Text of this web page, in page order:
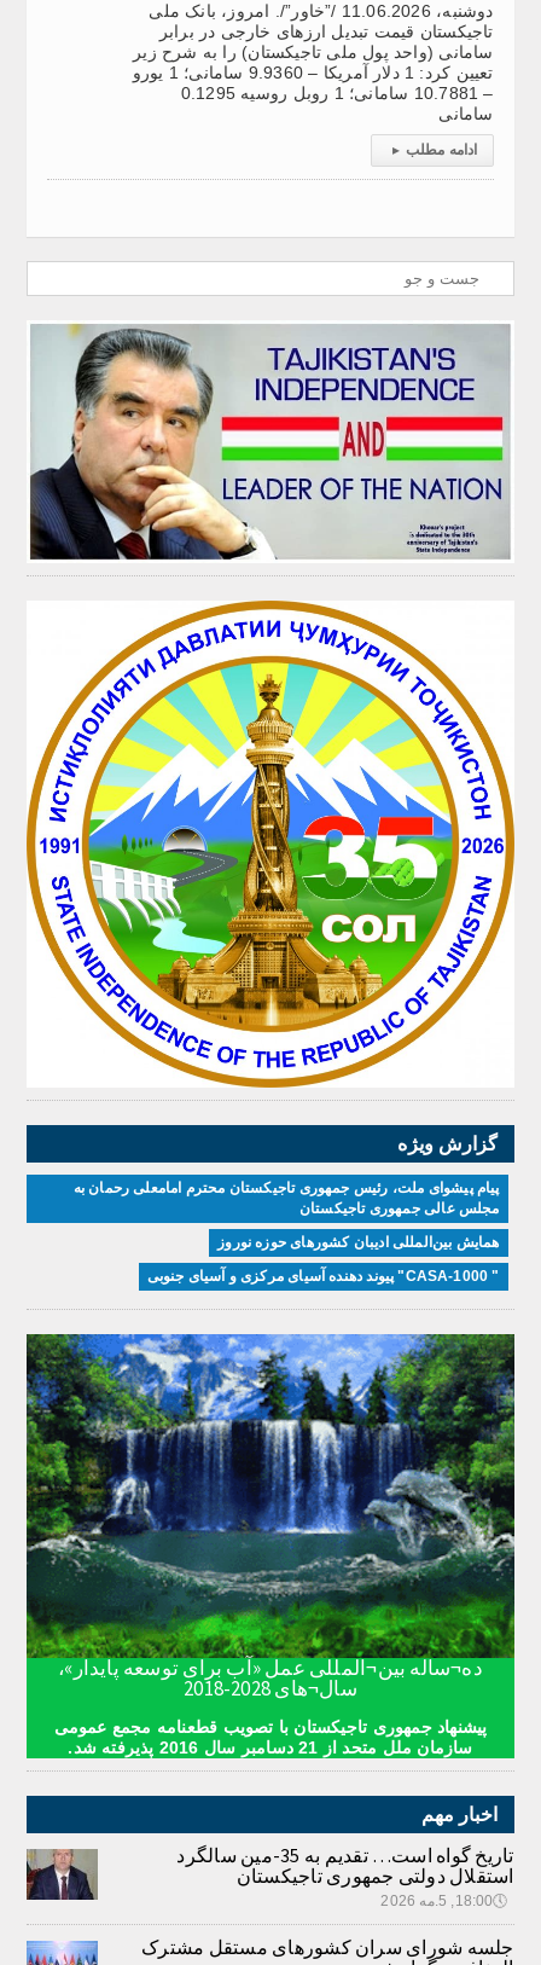
دوشنبه، 11.06.2026 /”خاور”/. امروز، بانک ملی
تاجیکستان قیمت تبدیل ارزهای خارجی در برابر
سامانی (واحد پول ملی تاجیکستان) را به شرح زیر
تعیین کرد: 1 دلار آمریکا – 9.9360 سامانی؛ 1 یورو
– 10.7881 سامانی؛ 1 روبل روسیه 0.1295
سامانی
ادامه مطلب ▸
گزارش ویژه
پیام پیشوای ملت، رئیس جمهوری تاجیکستان محترم امامعلی رحمان به
مجلس عالی جمهوری تاجیکستان
همایش بین‌المللی ادیبان کشور‌های حوزه نوروز
" CASA-1000" پیوند دهنده آسیای مرکزی و آسیای جنوبی
ده¬ساله بین¬المللی عمل «آب برای توسعه پایدار»،
سال¬های 2028-2018
پیشنهاد جمهوری تاجیکستان با تصویب قطعنامه مجمع عمومی
سازمان ملل متحد از 21 دسامبر سال 2016 پذیرفته شد.
اخبار مهم
تاریخ گواه است… تقدیم به 35-مین سالگرد
استقلال دولتی جمهوری تاجیکستان
🕔18:00, 5.مه 2026
جلسه شورای سران کشورهای مستقل مشترک